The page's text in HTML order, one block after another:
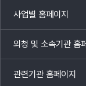
사업별 홈페이지
목록
열기
외청 및 소속기관 홈
목록
열기
관련기관 홈페이지
목록